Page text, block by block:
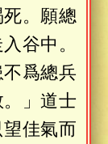
。願總
谷中。
爲總兵
」道士
佳氣而